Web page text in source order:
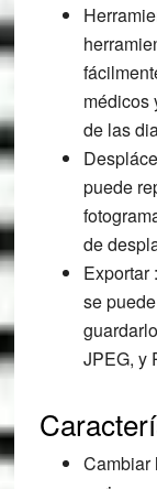
médicos
de las
puede
de
Exportar
se
JPEG, y
Cambiar